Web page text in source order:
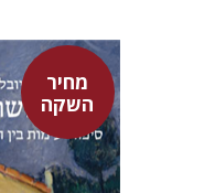
מחיר
השקהיובל פרנקל